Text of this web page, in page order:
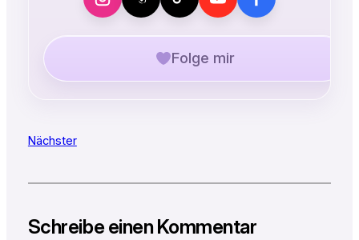
Folge mir
Nächster
Schreibe einen Kommentar